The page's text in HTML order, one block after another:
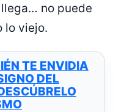
no puede
lo viejo.
TE ENVIDIA
DEL